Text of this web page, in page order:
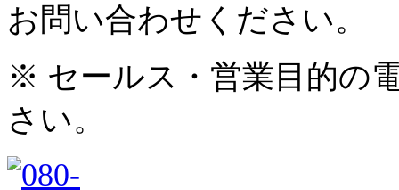
お問い合わせください。
※ セールス・営業目的の
さい。